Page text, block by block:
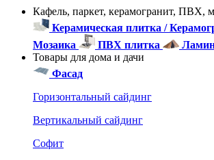
Кафель, паркет, керамогранит, ПВХ,
Керамическая плитка /
Мозаика
ПВХ плитка
Товары для дома и дачи
Фасад
Горизонтальный сайдинг
Вертикальный сайдинг
Софит